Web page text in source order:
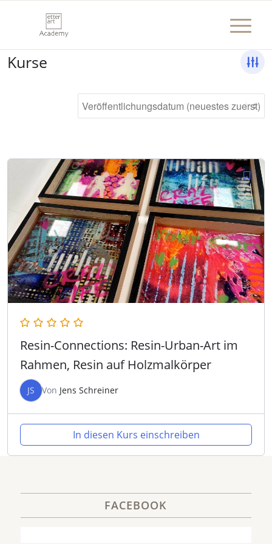
Kurse
Resin-Connections: Resin-Urban-Art im
Rahmen, Resin auf Holzmalkörper
JS Von Jens Schreiner
In diesen Kurs einschreiben
FACEBOOK